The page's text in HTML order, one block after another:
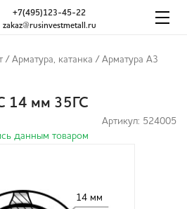
zakaz@rusinvestmetall.ru
+7(495)123-45-22
/ Арматура, катанка / Арматура А3
14 мм 35ГС
Артикул: 524005
данным товаром
14 мм